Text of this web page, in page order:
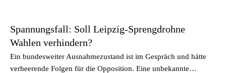
Spannungsfall: Soll Leipzig-Sprengdrohne
Wahlen verhindern?
Ein bundesweiter Ausnahmezustand ist im Gespräch und hätte
verheerende Folgen für die Opposition. Eine unbekannte…